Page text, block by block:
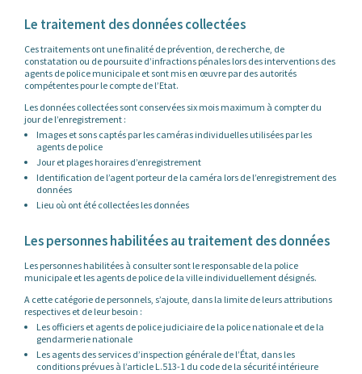
Le traitement des données collectées
Ces traitements ont une finalité de prévention, de recherche, de
constatation ou de poursuite d’infractions pénales lors des interventions des
agents de police municipale et sont mis en œuvre par des autorités
compétentes pour le compte de l’Etat.
Les données collectées sont conservées six mois maximum à compter du
jour de l’enregistrement :
Images et sons captés par les caméras individuelles utilisées par les
agents de police
Jour et plages horaires d’enregistrement
Identification de l’agent porteur de la caméra lors de l’enregistrement des
données
Lieu où ont été collectées les données
Les personnes habilitées au traitement des données
Les personnes habilitées à consulter sont le responsable de la police
municipale et les agents de police de la ville individuellement désignés.
A cette catégorie de personnels, s’ajoute, dans la limite de leurs attributions
respectives et de leur besoin :
Les officiers et agents de police judiciaire de la police nationale et de la
gendarmerie nationale
Les agents des services d’inspection générale de l’État, dans les
conditions prévues à l’article L.513-1 du code de la sécurité intérieure